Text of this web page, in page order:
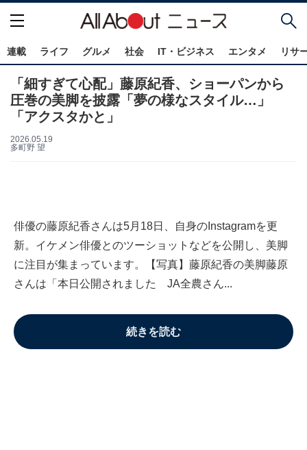
連載 ライフ グルメ 社会 IT・ビジネス エンタメ リサ
「細すぎて心配」藤原紀香、ショーパンから
圧巻の美脚を披露「夢の様なスタイル…」
「アクスタかと」
2026.05.19
多町野 望
俳優の藤原紀香さんは5月18日、自身のInstagramを更
新。イケメン俳優とのツーショットなどを公開し、美脚
に注目が集まっています。【写真】藤原紀香の美脚藤原
さんは「本日公開されました JA全農さん...
続きを読む